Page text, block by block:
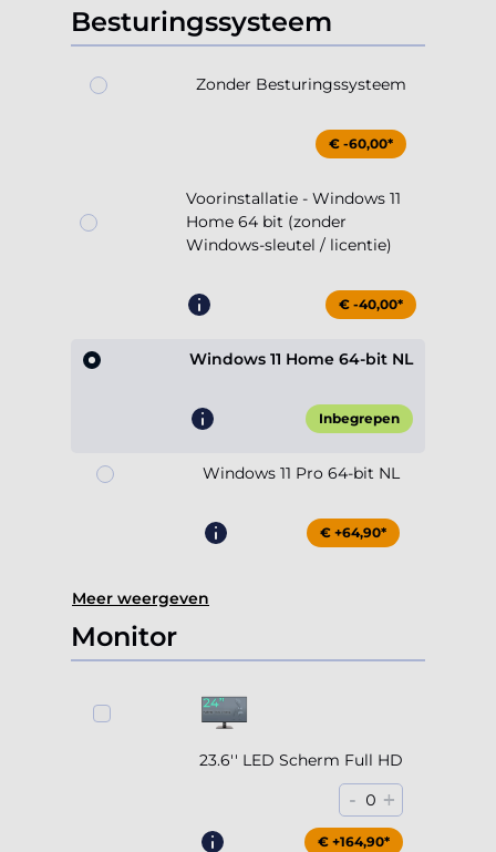
Besturingssysteem
Zonder Besturingssysteem
€ -60,00*
Voorinstallatie - Windows 11
Home 64 bit (zonder
Windows-sleutel / licentie)
€ -40,00*
Windows 11 Home 64-bit NL
Inbegrepen
Windows 11 Pro 64-bit NL
€ +64,90*
Meer weergeven
Monitor
23.6'' LED Scherm Full HD
- 0 +
€ +164,90*